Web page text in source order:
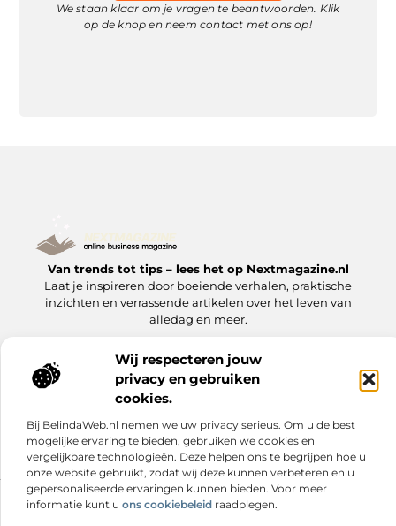
Wij respecteren jouw
privacy en gebruiken
cookies.
Bij BelindaWeb.nl nemen we uw privacy serieus. Om u de best
mogelijke ervaring te bieden, gebruiken we cookies en
vergelijkbare technologieën. Deze helpen ons te begrijpen hoe u
onze website gebruikt, zodat wij deze kunnen verbeteren en u
gepersonaliseerde ervaringen kunnen bieden. Voor meer
informatie kunt u ons cookiebeleid raadplegen.
We staan klaar om je vragen te beantwoorden. Klik
op de knop en neem contact met ons op!
Van trends tot tips – lees het op Nextmagazine.nl
Laat je inspireren door boeiende verhalen, praktische
inzichten en verrassende artikelen over het leven van
alledag en meer.
Onze
informatieBericht categorie
Website index Cookiebeleid (EU)